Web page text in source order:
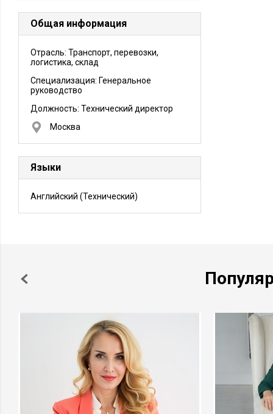
Общая информация
Отрасль: Транспорт, перевозки,
логистика, склад
Специализация: Генеральное
руководство
Должность: Технический директор
Москва
Языки
Английский (Технический)